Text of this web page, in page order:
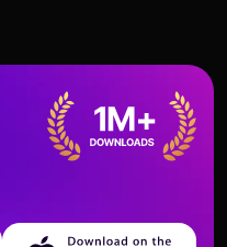
Download on the App Store